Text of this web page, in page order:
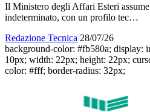
Il Ministero degli Affari Esteri
indeterminato, con un profilo tec…
Redazione Tecnica 28/07/26
background-color: #fb580a; display:
10px; width: 22px; height: 22px;
color: #fff; border-radius: 32px;